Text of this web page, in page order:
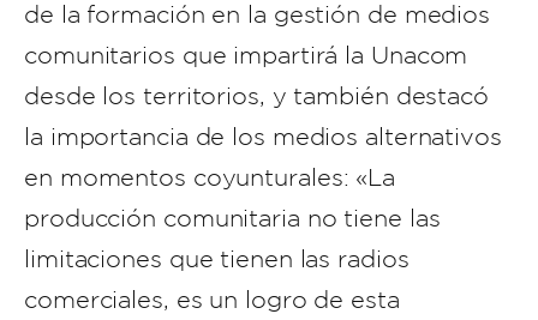
de la formación en la gestión de medios
comunitarios que impartirá la Unacom
desde los territorios, y también destacó
la importancia de los medios alternativos
en momentos coyunturales: «La
producción comunitaria no tiene las
limitaciones que tienen las radios
comerciales, es un logro de esta